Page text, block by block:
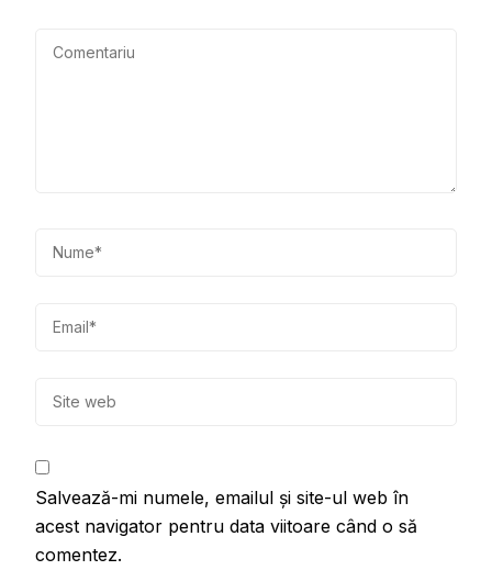
Salvează-mi numele, emailul și site-ul web în
acest navigator pentru data viitoare când o să
comentez.